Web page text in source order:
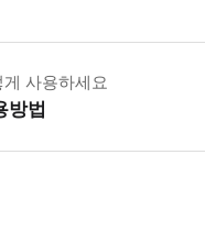
국경에서 여권 심사가 진행
게 사용하세요
방법